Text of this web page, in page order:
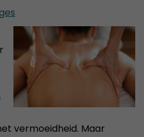
vermoeidheid. Maar